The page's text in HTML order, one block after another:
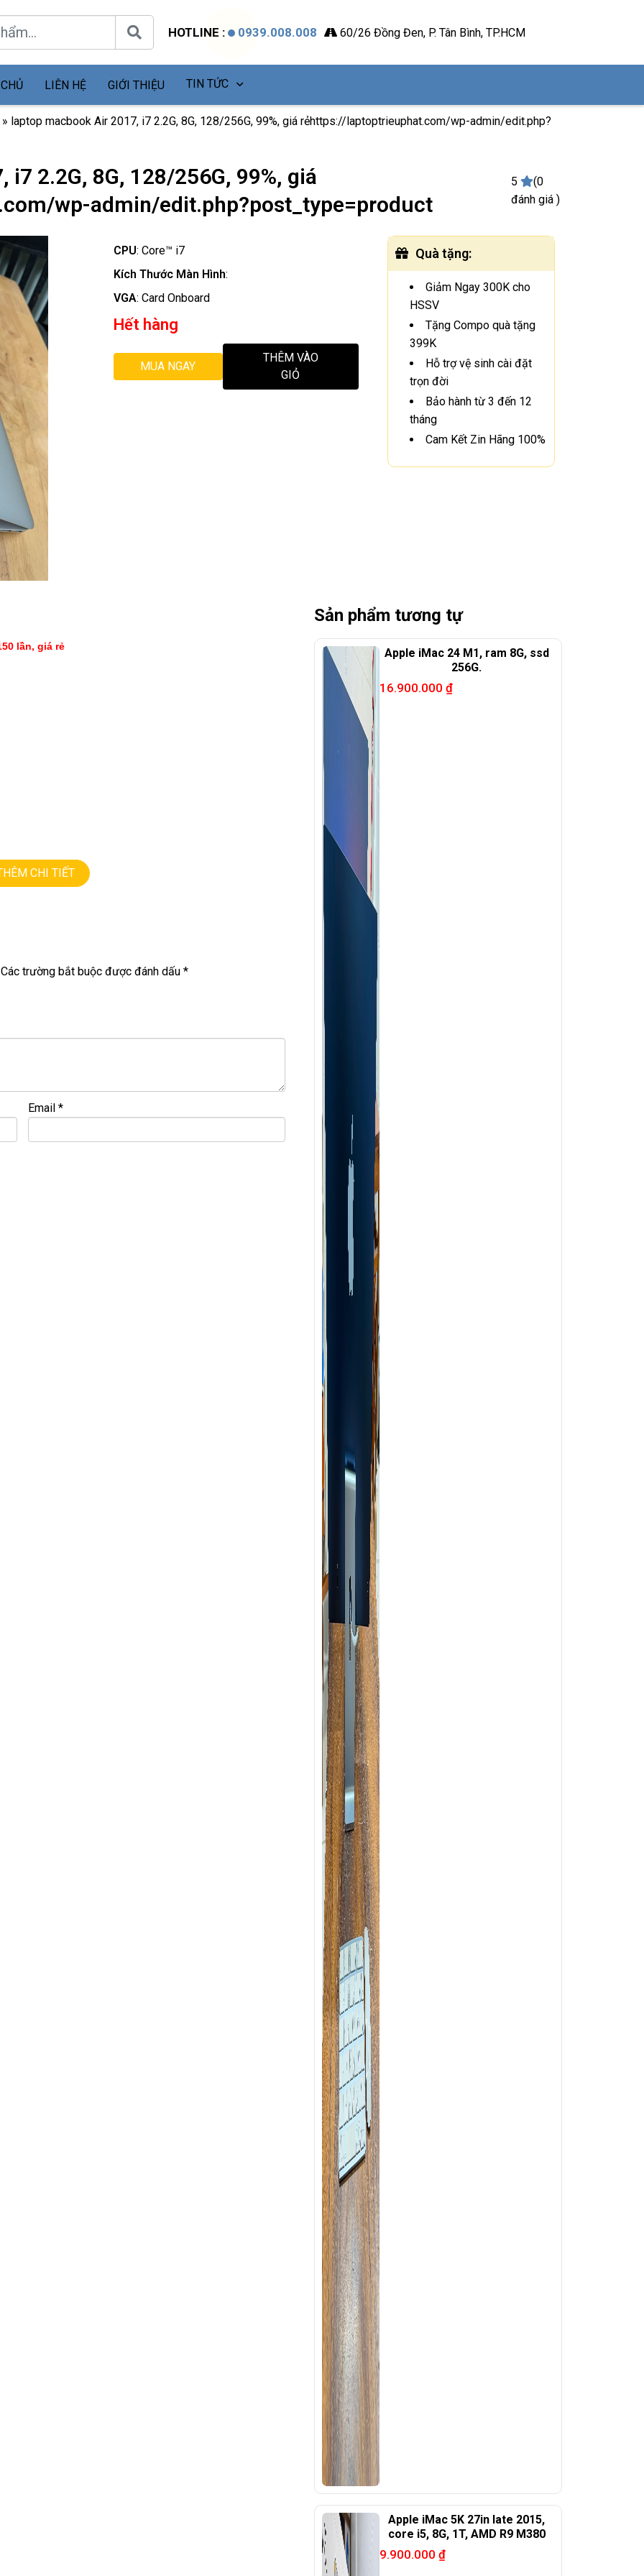
HOTLINE : 0939.008.008 60/26 Đồng Đen, P. Tân Bình, TP.HCM
LIÊN HỆ GIỚI THIỆU TIN TỨC
» laptop macbook Air 2017, i7 2.2G, 8G, 128/256G, 99%, giá rẻhttps://laptoptrieuphat.com/wp-admin/edit.php?
2.2G, 8G, 128/256G, 99%, giá
wp-admin/edit.php?post_type=product
5
(0
đánh giá )
CPU: Core™ i7
Kích Thước Màn Hình:
VGA: Card Onboard
Hết hàng
MUA NGAY
THÊM VÀO
GIỎ
Quà tặng:
Giảm Ngay 300K cho
HSSV
Tặng Compo quà tặng
399K
Hỗ trợ vệ sinh cài đặt
trọn đời
Bảo hành từ 3 đến 12
tháng
Cam Kết Zin Hãng 100%
lần, giá rẻ
– GIÁ RẺ.
CHI TIẾT
Các trường bắt buộc được đánh dấu *
Email *
Sản phẩm tương tự
Apple iMac 24 M1, ram 8G, ssd
256G.
16.900.000 ₫
Apple iMac 5K 27in late 2015,
core i5, 8G, 1T, AMD R9 M380
9.900.000 ₫